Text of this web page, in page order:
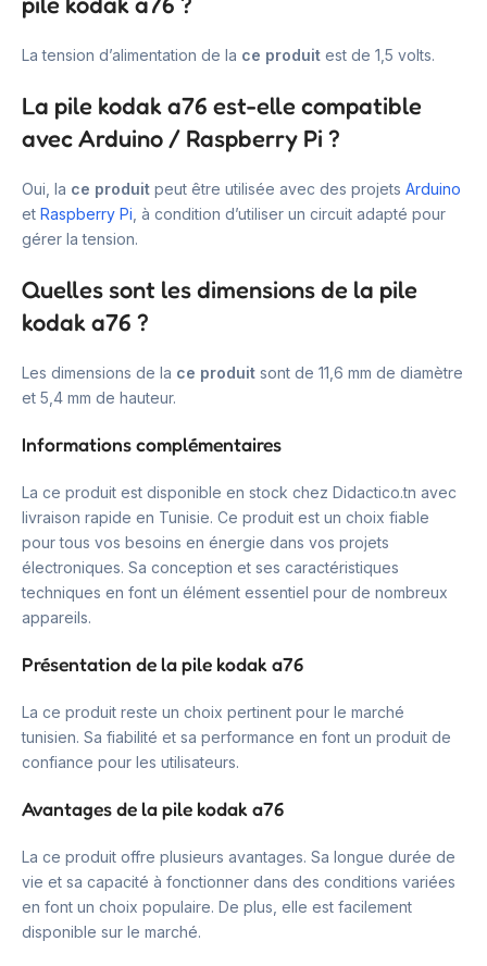
La tension d’alimentation de la ce produit est de 1,5 volts.
La pile kodak a76 est-elle compatible
avec Arduino / Raspberry Pi ?
Oui, la ce produit peut être utilisée avec des projets Arduino
et Raspberry Pi , à condition d’utiliser un circuit adapté pour
gérer la tension.
Quelles sont les dimensions de la pile
kodak a76 ?
Les dimensions de la ce produit sont de 11,6 mm de diamètre
et 5,4 mm de hauteur.
Informations complémentaires
La ce produit est disponible en stock chez Didactico.tn avec
livraison rapide en Tunisie. Ce produit est un choix fiable
pour tous vos besoins en énergie dans vos projets
électroniques. Sa conception et ses caractéristiques
techniques en font un élément essentiel pour de nombreux
appareils.
Présentation de la pile kodak a76
La ce produit reste un choix pertinent pour le marché
tunisien. Sa fiabilité et sa performance en font un produit de
confiance pour les utilisateurs.
Avantages de la pile kodak a76
La ce produit offre plusieurs avantages. Sa longue durée de
vie et sa capacité à fonctionner dans des conditions variées
en font un choix populaire. De plus, elle est facilement
disponible sur le marché.